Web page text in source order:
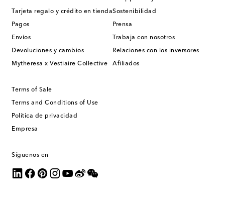
Tarjeta regalo y crédito en tienda
Pagos
Envíos
Devoluciones y cambios
Mytheresa x Vestiaire Collective
Sostenibilidad
Prensa
Trabaja con nosotros
Relaciones con los inversores
Afiliados
Terms of Sale
Terms and Conditions of Use
Política de privacidad
Empresa
Síguenos en